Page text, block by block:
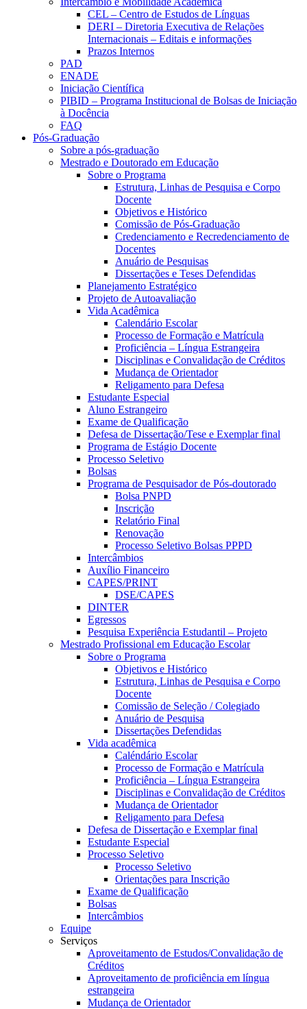
CEL – Centro de Estudos de Línguas
DERI – Diretoria Executiva de Relações
Internacionais – Editais e informações
Prazos Internos
PAD
ENADE
Iniciação Científica
PIBID – Programa Institucional de Bolsas de Iniciação
à Docência
FAQ
Pós-Graduação
Sobre a pós-graduação
Mestrado e Doutorado em Educação
Sobre o Programa
Estrutura, Linhas de Pesquisa e Corpo
Docente
Objetivos e Histórico
Comissão de Pós-Graduação
Credenciamento e Recredenciamento de
Docentes
Anuário de Pesquisas
Dissertações e Teses Defendidas
Planejamento Estratégico
Projeto de Autoavaliação
Vida Acadêmica
Calendário Escolar
Processo de Formação e Matrícula
Proficiência – Língua Estrangeira
Disciplinas e Convalidação de Créditos
Mudança de Orientador
Religamento para Defesa
Estudante Especial
Aluno Estrangeiro
Exame de Qualificação
Defesa de Dissertação/Tese e Exemplar final
Programa de Estágio Docente
Processo Seletivo
Bolsas
Programa de Pesquisador de Pós-doutorado
Bolsa PNPD
Inscrição
Relatório Final
Renovação
Processo Seletivo Bolsas PPPD
Intercâmbios
Auxílio Financeiro
CAPES/PRINT
DSE/CAPES
DINTER
Egressos
Pesquisa Experiência Estudantil – Projeto
Mestrado Profissional em Educação Escolar
Sobre o Programa
Objetivos e Histórico
Estrutura, Linhas de Pesquisa e Corpo
Docente
Comissão de Seleção / Colegiado
Anuário de Pesquisa
Dissertações Defendidas
Vida acadêmica
Caléndário Escolar
Processo de Formação e Matrícula
Proficiência – Língua Estrangeira
Disciplinas e Convalidação de Créditos
Mudança de Orientador
Religamento para Defesa
Defesa de Dissertação e Exemplar final
Estudante Especial
Processo Seletivo
Processo Seletivo
Orientações para Inscrição
Exame de Qualificação
Bolsas
Intercâmbios
Equipe
Serviços
Aproveitamento de Estudos/Convalidação de
Créditos
Aproveitamento de proficiência em língua
estrangeira
Mudança de Orientador